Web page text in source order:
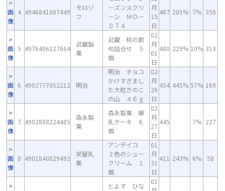
画
像
4 4946841007449
モロゾ
フ
－ズンスクリ
－ン ＭＯ－
０７４
月
15
日
487 205% 7% 350
画
像
5 4976406127664
武蔵製
菓
武蔵 桃の節
句詰合せ ５
個
02
月
01
日
480 229% 10% 313
画
像
6 4902777052212 明治
明治 チョコ
かけすぎまし
た大粒きのこ
の山 ４６ｇ
02
月
26
日
454 445% 57% 169
画
像
7 4902888224485
森永製
菓
森永製菓 練
乳ケーキ ６
個
02
月
27
日
445 7% 227
画
像
8 4901840829492
栄屋乳
業
アンデイコ
２色のシュー
クリーム １
個
01
月
31
日
411 243% 6% 58
とよす ひな
01